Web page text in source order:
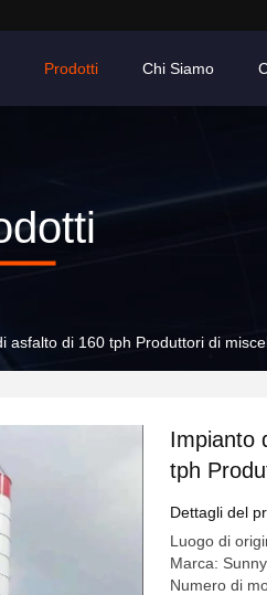
Prodotti Chi Siamo
asfalto di 160 tph Produttori di
Impianto
tph
Dettagli del
Luogo di
Marca: Sunny
Numero di